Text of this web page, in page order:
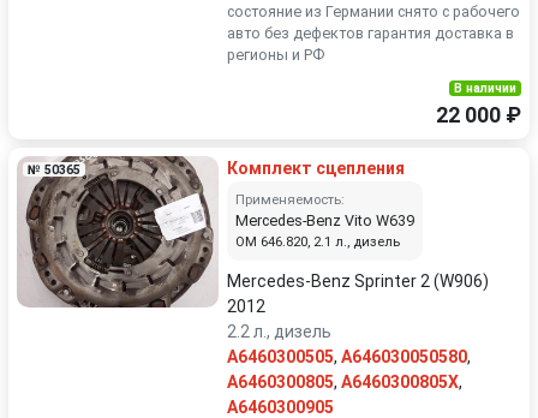
состояние из Германии снято с рабочего
авто без дефектов гарантия доставка в
регионы и РФ
В наличии
22 000 ₽
№ 50365 Комплект сцепления
Применяемость:
Mercedes-Benz Vito W639
OM 646.820, 2.1 л., дизель
Mercedes-Benz Sprinter 2 (W906)
2012
2.2 л., дизель
A6460300505, A646030050580,
A6460300805, A6460300805X,
A6460300905